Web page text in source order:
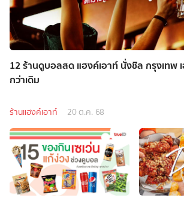
12 ร้านดูบอลสด แฮงค์เอาท์ นั่งชิล กรุงเทพ
กว่าเดิม
ร้านแฮงค์เอาท์ 20 ต.ค. 68